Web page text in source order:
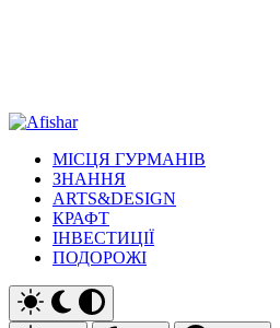
МІСЦЯ ГУРМАНІВ
ЗНАННЯ
ARTS&DESIGN
КРАФТ
ІНВЕСТИЦІЇ
ПОДОРОЖІ